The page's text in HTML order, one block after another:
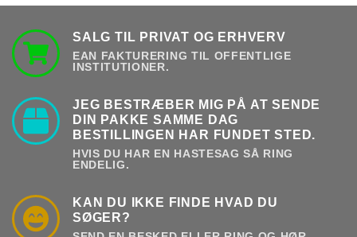
SALG TIL PRIVAT OG ERHVERV
EAN FAKTURERING TIL OFFENTLIGE
INSTITUTIONER.
JEG BESTRÆBER MIG PÅ AT SENDE
DIN PAKKE SAMME DAG
BESTILLINGEN HAR FUNDET STED.
HVIS DU HAR EN HASTESAG SÅ RING
ENDELIG.
KAN DU IKKE FINDE HVAD DU
SØGER?